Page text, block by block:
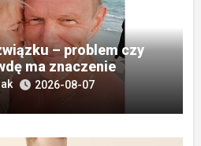
– problem czy
ma znaczenie
2026-08-07